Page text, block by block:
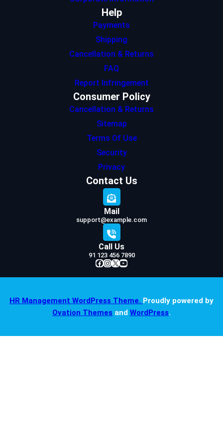
Help
Payments
Shipping
Cancellation & Returns
FAQ
Report Infringement
Consumer Policy
Cancellation & Returns
Sitemap
Terms Of Use
Security
Privacy
Contact Us
Mail
support@example.com
Call Us
91 123 456 7890
Facebook InstagramX YouTube
HR Management WordPress Theme. Proudly powered by
Ovation Themes and WordPress.